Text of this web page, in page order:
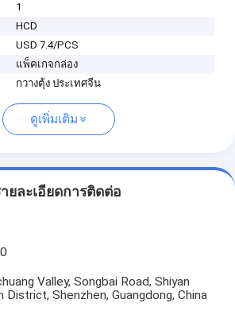
1
HCD
USD 7.4/PCS
แพ็คเกจกล่อง
กวางตุ้ง ประเทศจีน
ดูเพิ่มเติม
ยละเอียดการติดต่อ
Valley, Songbai Road, Shiyan
District, Shenzhen, Guangdong, China